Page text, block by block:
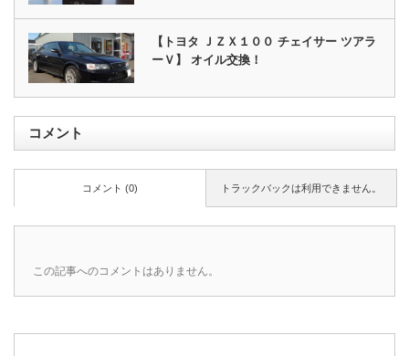
【トヨタ ＪＺＸ１００ チェイサー ツアラ
ーＶ】 オイル交換！
コメント
トラックバックは利用できません。
コメント (0)
この記事へのコメントはありません。